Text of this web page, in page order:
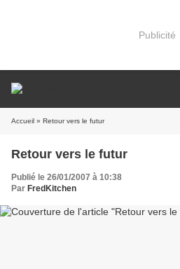
Publicité
Accueil » Retour vers le futur
Retour vers le futur
Publié le 26/01/2007 à 10:38
Par FredKitchen